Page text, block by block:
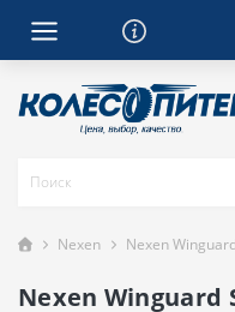
Nexen Nexen
Nexen Winguard